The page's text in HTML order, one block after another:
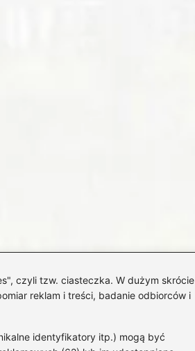
czyli tzw. ciasteczka. W dużym skrócie
reklam i treści, badanie odbiorców i
identyfikatory itp.) mogą być